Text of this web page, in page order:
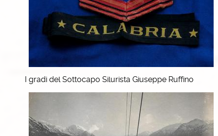
I gradi del Sottocapo Silurista Giuseppe Ruffino